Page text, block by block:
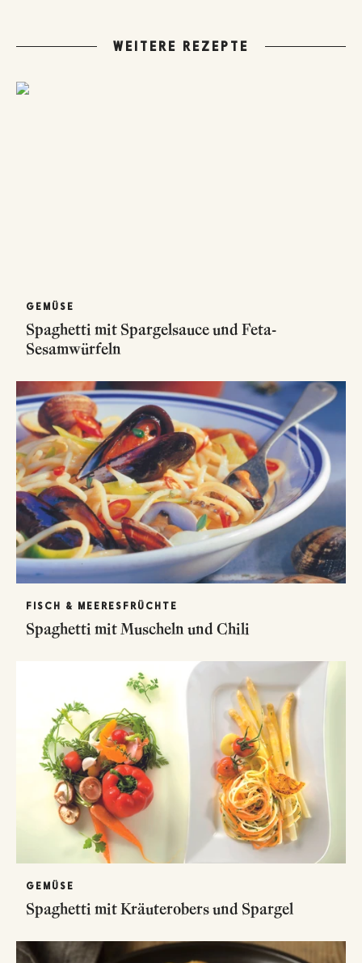
WEITERE REZEPTE
GEMÜSE
Spaghetti mit Spargelsauce und Feta-
Sesamwürfeln
FISCH & MEERESFRÜCHTE
Spaghetti mit Muscheln und Chili
GEMÜSE
Spaghetti mit Kräuterobers und Spargel